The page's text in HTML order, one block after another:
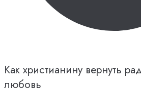
Как христианину вернуть
любовь